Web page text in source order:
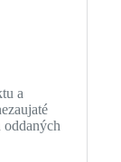
a
oddaných